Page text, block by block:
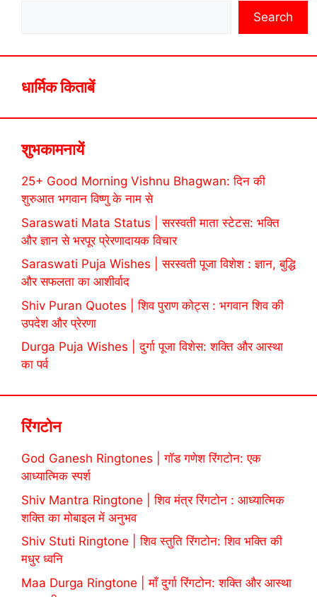
Search
धार्मिक किताबें
शुभकामनायें
25+ Good Morning Vishnu Bhagwan: दिन की
शुरुआत भगवान विष्णु के नाम से
Saraswati Mata Status | सरस्वती माता स्टेटस: भक्ति
और ज्ञान से भरपूर प्रेरणादायक विचार
Saraswati Puja Wishes | सरस्वती पूजा विशेश : ज्ञान, बुद्धि
और सफलता का आशीर्वाद
Shiv Puran Quotes | शिव पुराण कोट्स : भगवान शिव की
उपदेश और प्रेरणा
Durga Puja Wishes | दुर्गा पूजा विशेस: शक्ति और आस्था
का पर्व
रिंगटोन
God Ganesh Ringtones | गॉड गणेश रिंगटोन: एक
आध्यात्मिक स्पर्श
Shiv Mantra Ringtone | शिव मंत्र रिंगटोन : आध्यात्मिक
शक्ति का मोबाइल में अनुभव
Shiv Stuti Ringtone | शिव स्तुति रिंगटोन: शिव भक्ति की
मधुर ध्वनि
Maa Durga Ringtone | माँ दुर्गा रिंगटोन: शक्ति और आस्था